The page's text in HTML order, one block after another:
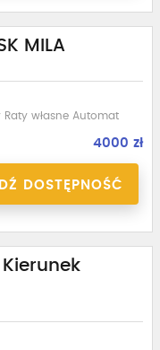
MILA
własne Automat
4000 zł
DOSTĘPNOŚĆ